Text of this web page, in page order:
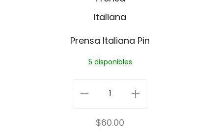
n
I
a
l
Prensa Italiana Pin
5 disponibles
Prensa
Italiana
$60.00